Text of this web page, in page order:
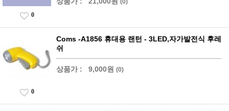
0
Coms -A1856 휴대용 랜턴 - 3LED,자가발전식 후레
쉬
상품가 : 9,000원 (0)
0